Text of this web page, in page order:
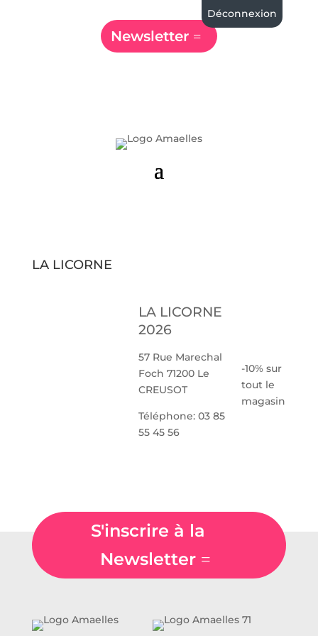
Newsletter
Déconnexion
LA LICORNE
LA LICORNE
2026
57 Rue Marechal
Foch 71200 Le
CREUSOT
Téléphone: 03 85
55 45 56
-10% sur
tout le
magasin
S'inscrire à la
Newsletter